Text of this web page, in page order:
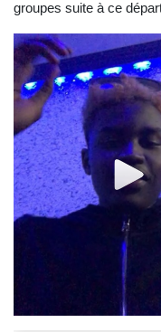
groupes suite à ce